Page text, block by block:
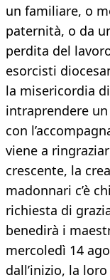
un familiare, o
paternità, o da
perdita del
esorcisti
la misericordia
intraprendere
con
viene a
crescente, la
madonnari c’è
richiesta di
benedirà i
mercoledì 14
dall’inizio, la